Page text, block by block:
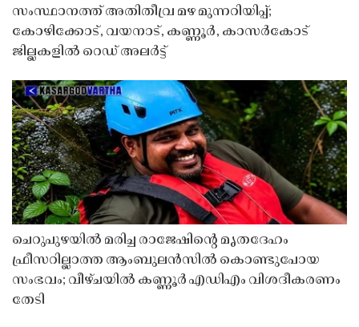
സംസ്ഥാനത്ത് അതിതീവ്ര മഴ മുന്നറിയിപ്പ്;
കോഴിക്കോട്, വയനാട്, കണ്ണൂർ, കാസർകോട്
ജില്ലകളിൽ റെഡ് അലർട്ട്
ചെറുപുഴയിൽ മരിച്ച രാജേഷിൻ്റെ മൃതദേഹം
ഫ്രീസറില്ലാത്ത ആംബുലൻസിൽ കൊണ്ടുപോയ
സംഭവം; വീഴ്ചയിൽ കണ്ണൂർ എഡിഎം വിശദീകരണം
തേടി